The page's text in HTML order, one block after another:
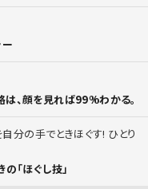
、顔を見れば99%わかる。
分の手でときほぐす! ひとり
「ほぐし技」